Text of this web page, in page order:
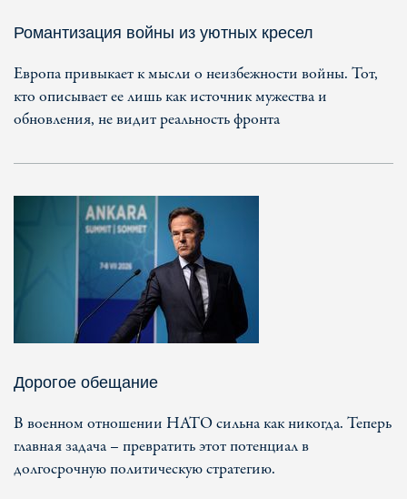
Романтизация войны из уютных кресел
Европа привыкает к мысли о неизбежности войны. Тот,
кто описывает ее лишь как источник мужества и
обновления, не видит реальность фронта
Дорогое обещание
В военном отношении НАТО сильна как никогда. Теперь
главная задача – превратить этот потенциал в
долгосрочную политическую стратегию.